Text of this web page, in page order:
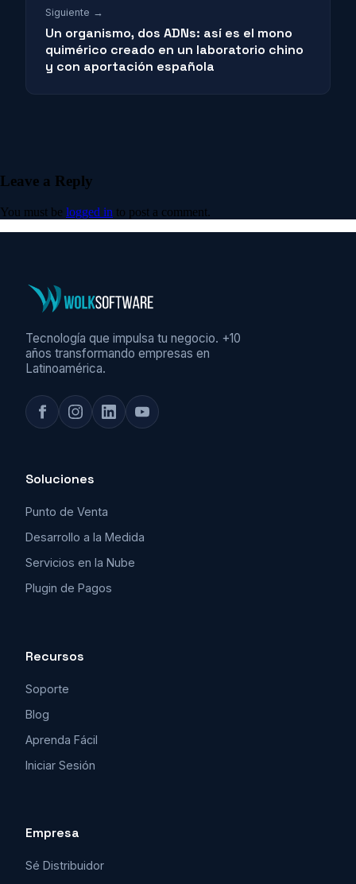
Siguiente →
Un organismo, dos ADNs: así es el mono
quimérico creado en un laboratorio chino
y con aportación española
Leave a Reply
You must be logged in to post a comment.
Tecnología que impulsa tu negocio. +10
años transformando empresas en
Latinoamérica.
Soluciones
Punto de Venta
Desarrollo a la Medida
Servicios en la Nube
Plugin de Pagos
Recursos
Soporte
Blog
Aprenda Fácil
Iniciar Sesión
Empresa
Sé Distribuidor